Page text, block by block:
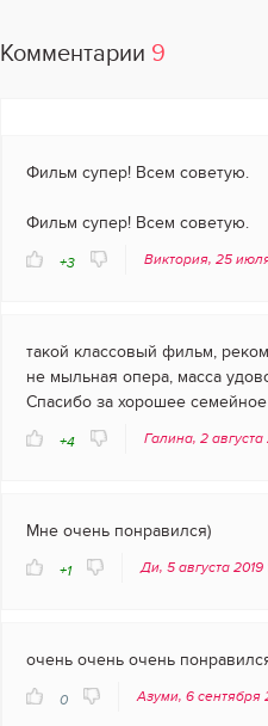
Комментарии 9
Фильм супер! Всем советую.
Фильм супер! Всем советую.
+3 Виктория, 25
такой классовый фильм,
не мыльная опера, масса
Спасибо за хорошее
+4 Галина, 2 августа
Мне очень понравился)
+1 Ди, 5 августа 2019
очень очень очень
0 Азуми, 6 сентября